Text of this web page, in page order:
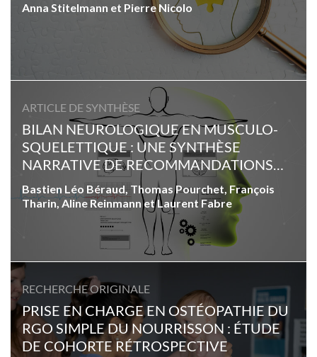
Anna Stitelmann et Pierre Nicolo
ARTICLE DE SYNTHÈSE
BILAN NEUROLOGIQUE EN MUSCULO-
SQUELETTIQUE : UNE SYNTHÈSE
NARRATIVE DE RECOMMANDATIONS
CLINIQUES
Bastien Léo Béraud, Thomas Pourchet, François
Tharin, Aline Reinmann et Laurent Fabre
RECHERCHE ORIGINALE
PRISE EN CHARGE EN OSTÉOPATHIE DU
RGO SIMPLE DU NOURRISSON : ÉTUDE
DE COHORTE RÉTROSPECTIVE